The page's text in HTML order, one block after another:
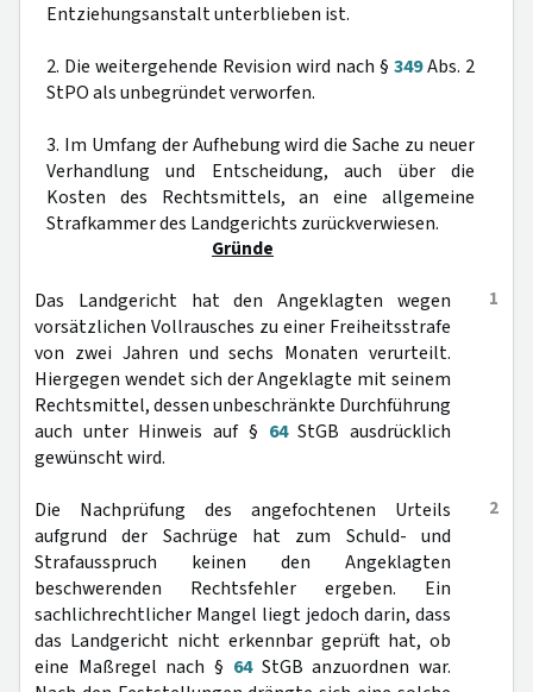
Entziehungsanstalt unterblieben ist.
2. Die weitergehende Revision wird nach § 349Abs. 2
StPO als unbegründet verworfen.
3. Im Umfang der Aufhebung wird die Sache zu neuer
Verhandlung und Entscheidung, auch über die
Kosten des Rechtsmittels, an eine allgemeine
Strafkammer des Landgerichts zurückverwiesen.
Gründe
1
Das Landgericht hat den Angeklagten wegen
vorsätzlichen Vollrausches zu einer Freiheitsstrafe
von zwei Jahren und sechs Monaten verurteilt.
Hiergegen wendet sich der Angeklagte mit seinem
Rechtsmittel, dessen unbeschränkte Durchführung
auch unter Hinweis auf § 64StGB ausdrücklich
gewünscht wird.
2
Die Nachprüfung des angefochtenen Urteils
aufgrund der Sachrüge hat zum Schuld- und
Strafausspruch keinen den Angeklagten
beschwerenden Rechtsfehler ergeben. Ein
sachlichrechtlicher Mangel liegt jedoch darin, dass
das Landgericht nicht erkennbar geprüft hat, ob
eine Maßregel nach § 64StGB anzuordnen war.